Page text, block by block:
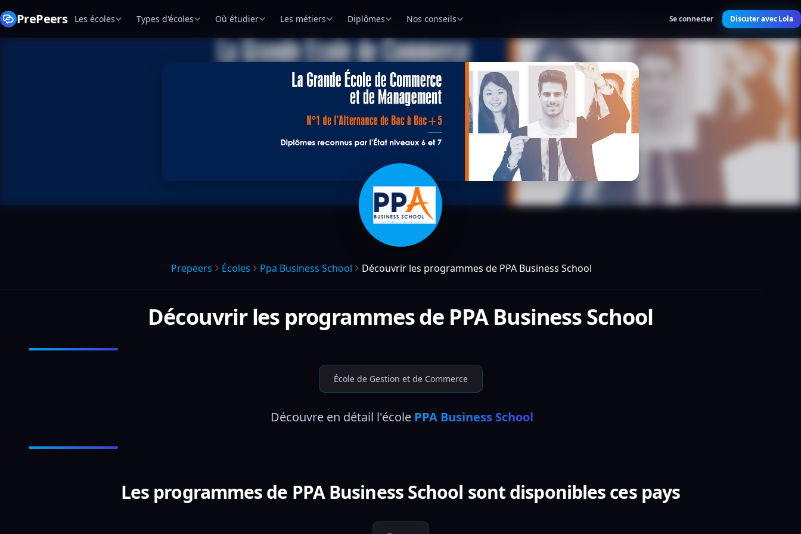
PrePeers Les écoles Types d'écoles Où étudier Les métiers Diplômes Nos conseils Se connecter Discuter avec Lola
Prepeers Écoles Ppa Business School Découvrir les programmes de PPA Business School
Découvrir les programmes de PPA Business School
École de Gestion et de Commerce
Découvre en détail l'école PPA Business School
Les programmes de PPA Business School sont disponibles ces pays